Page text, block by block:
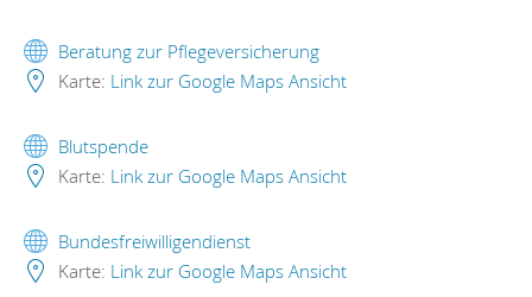
Beratung zur Pflegeversicherung
Karte: Link zur Google Maps Ansicht
Blutspende
Karte: Link zur Google Maps Ansicht
Bundesfreiwilligendienst
Karte: Link zur Google Maps Ansicht